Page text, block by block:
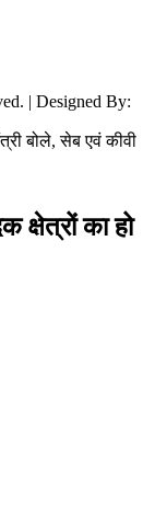
| Designed By:
बोले, सेब एवं कीवी
क्षेत्रों का हो